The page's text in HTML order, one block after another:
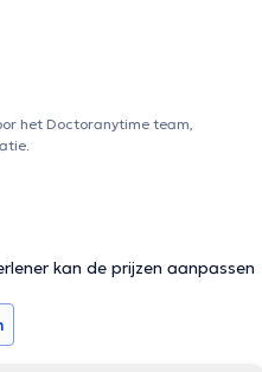
het Doctoranytime team,
kan de prijzen aanpassen